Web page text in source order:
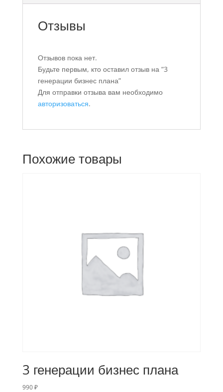
Отзывы
Отзывов пока нет.
Будьте первым, кто оставил отзыв на “3
генерации бизнес плана”
Для отправки отзыва вам необходимо
авторизоваться.
Похожие товары
3 генерации бизнес плана
990₽